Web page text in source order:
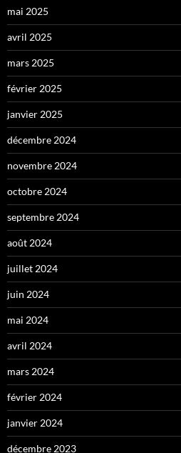
mai 2025
avril 2025
mars 2025
février 2025
janvier 2025
décembre 2024
novembre 2024
octobre 2024
septembre 2024
août 2024
juillet 2024
juin 2024
mai 2024
avril 2024
mars 2024
février 2024
janvier 2024
décembre 2023